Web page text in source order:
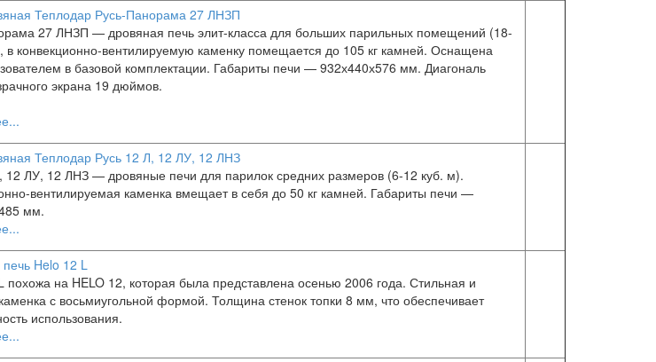
Теплодар Русь-Панорама 27 ЛНЗП
27 ЛНЗП — дровяная печь элит-класса для больших парильных помещений (18-
в конвекционно-вентилируемую каменку помещается до 105 кг камней. Оснащена
в базовой комплектации. Габариты печи — 932х440х576 мм. Диагональ
экрана 19 дюймов.
Теплодар Русь 12 Л, 12 ЛУ, 12 ЛНЗ
12 ЛУ, 12 ЛНЗ — дровяные печи для парилок средних размеров (6-12 куб. м).
вентилируемая каменка вмещает в себя до 50 кг камней. Габариты печи —
мм.
Helo 12 L
похожа на HELO 12, которая была представлена осенью 2006 года. Стильная и
с восьмиугольной формой. Толщина стенок топки 8 мм, что обеспечивает
использования.